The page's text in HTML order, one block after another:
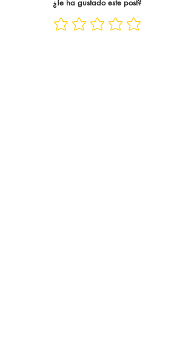
¿Te ha gustado este post?